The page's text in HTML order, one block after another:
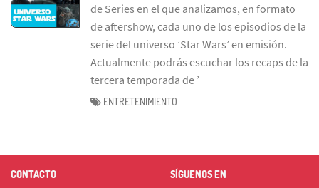
de Series en el que analizamos, en formato
de aftershow, cada uno de los episodios de la
serie del universo ’Star Wars’ en emisión.
Actualmente podrás escuchar los recaps de la
tercera temporada de ’
ENTRETENIMIENTO
CONTACTO SÍGUENOS EN